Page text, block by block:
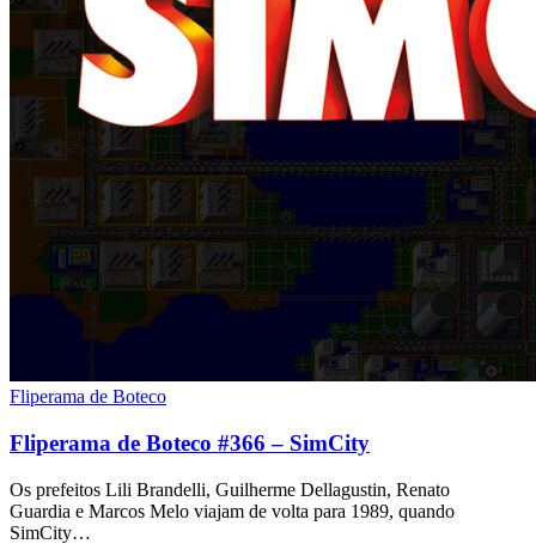
Fliperama de Boteco
Fliperama de Boteco #366 – SimCity
Os prefeitos Lili Brandelli, Guilherme Dellagustin, Renato
Guardia e Marcos Melo viajam de volta para 1989, quando
SimCity…